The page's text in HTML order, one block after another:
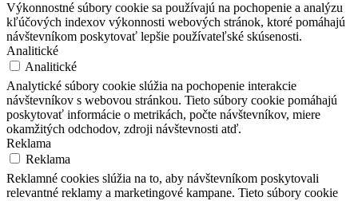
Výkonnostné súbory cookie sa používajú na pochopenie a analýzu
kľúčových indexov výkonnosti webových stránok, ktoré pomáhajú
návštevníkom poskytovať lepšie používateľské skúsenosti.
Analitické
Analitické
Analytické súbory cookie slúžia na pochopenie interakcie
návštevníkov s webovou stránkou. Tieto súbory cookie pomáhajú
poskytovať informácie o metrikách, počte návštevníkov, miere
okamžitých odchodov, zdroji návštevnosti atď.
Reklama
Reklama
Reklamné cookies slúžia na to, aby návštevníkom poskytovali
relevantné reklamy a marketingové kampane. Tieto súbory cookie